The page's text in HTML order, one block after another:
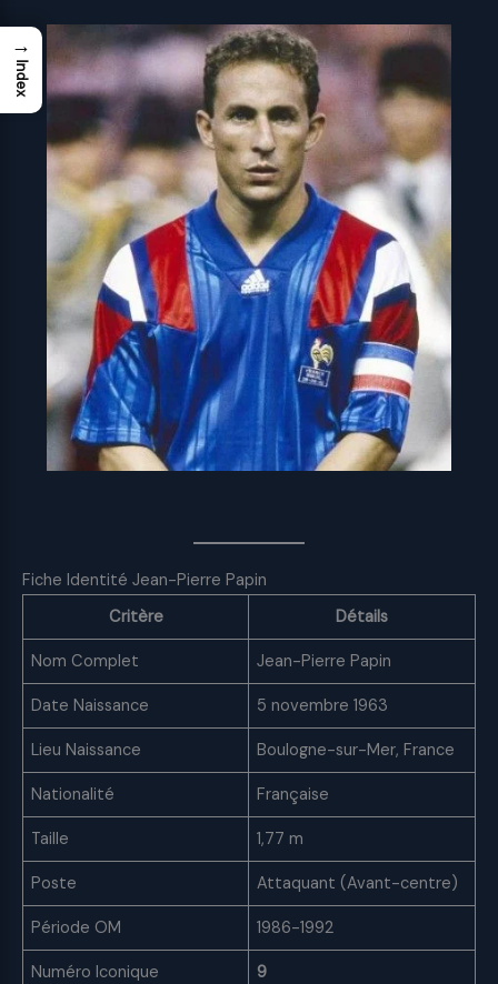
Fiche Identité Jean-Pierre Papin
Critère
Détails
Nom Complet Jean-Pierre Papin
Date Naissance 5 novembre 1963
Lieu Naissance Boulogne-sur-Mer, France
Nationalité Française
Taille 1,77 m
Poste Attaquant (Avant-centre)
Période OM 1986-1992
Numéro Iconique 9
→
Index